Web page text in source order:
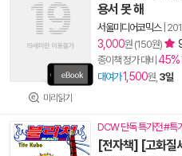
미리읽기
용서 못 해
서울미디어코믹스|
3,000원 (150원)
종이책 정가 대비 45%
대여가1,500원, 3일
DCW 단독 특가전 #특
[전자책] [고화질